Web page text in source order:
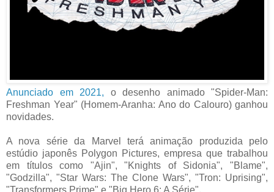
Anunciado em 2021, o desenho animado "Spider-Man:
Freshman Year" (Homem-Aranha: Ano do Calouro) ganhou
novidades.
A nova série da Marvel terá animação produzida pelo
estúdio japonês Polygon Pictures, empresa que trabalhou
em títulos como "Ajin", "Knights of Sidonia", "Blame",
"Godzilla", "Star Wars: The Clone Wars", "Tron: Uprising",
"Transformers Prime" e "Big Hero 6: A Série".